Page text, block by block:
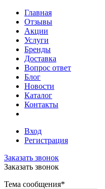
Главная
Отзывы
Акции
Услуги
Бренды
Доставка
Вопрос ответ
Блог
Новости
Каталог
Контакты
Вход
Регистрация
Заказать звонок
Заказать звонок
Тема сообщения*